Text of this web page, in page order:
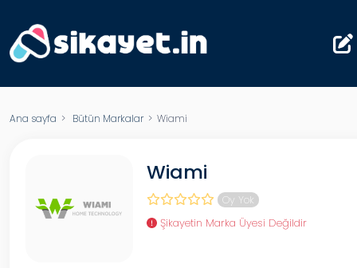
Ana sayfa > Bütün Markalar> Wiami
Wiami
Oy Yok
Şikayetin Marka Üyesi Değildir